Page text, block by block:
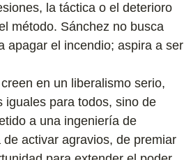
la táctica o el deterioro
método. Sánchez no busca
apagar el incendio; aspira a ser
en un liberalismo serio,
iguales para todos, sino de
a una ingeniería de
activar agravios, de premiar